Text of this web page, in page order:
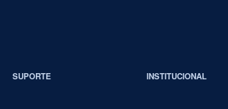
SUPORTE INSTITUCIONAL